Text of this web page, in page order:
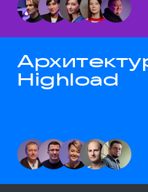
Highload